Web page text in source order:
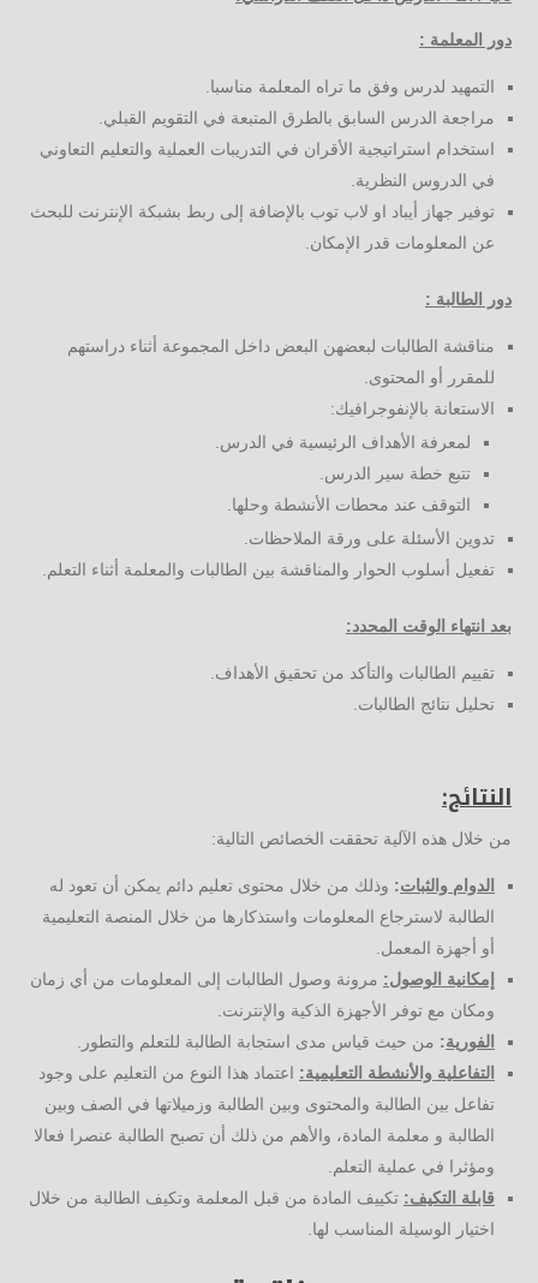
دور المعلمة :
التمهيد لدرس وفق ما تراه المعلمة مناسبا.
مراجعة الدرس السابق بالطرق المتبعة في التقويم القبلي.
استخدام استراتيجية الأقران في التدريبات العملية والتعليم التعاوني
في الدروس النظرية.
توفير جهاز أيباد او لاب توب بالإضافة إلى ربط بشبكة الإنترنت للبحث
عن المعلومات قدر الإمكان.
دور الطالبة :
مناقشة الطالبات لبعضهن البعض داخل المجموعة أثناء دراستهم
للمقرر أو المحتوى.
الاستعانة بالإنفوجرافيك:
لمعرفة الأهداف الرئيسية في الدرس.
تتبع خطة سير الدرس.
التوقف عند محطات الأنشطة وحلها.
تدوين الأسئلة على ورقة الملاحظات.
تفعيل أسلوب الحوار والمناقشة بين الطالبات والمعلمة أثناء التعلم.
بعد انتهاء الوقت المحدد:
تقييم الطالبات والتأكد من تحقيق الأهداف.
تحليل نتائج الطالبات.
النتائج:
من خلال هذه الآلية تحققت الخصائص التالية:
الدوام والثبات: وذلك من خلال محتوى تعليم دائم يمكن أن تعود له
الطالبة لاسترجاع المعلومات واستذكارها من خلال المنصة التعليمية
أو أجهزة المعمل.
إمكانية الوصول: مرونة وصول الطالبات إلى المعلومات من أي زمان
ومكان مع توفر الأجهزة الذكية والإنترنت.
الفورية: من حيث قياس مدى استجابة الطالبة للتعلم والتطور.
التفاعلية والأنشطة التعليمية: اعتماد هذا النوع من التعليم على وجود
تفاعل بين الطالبة والمحتوى وبين الطالبة وزميلاتها في الصف وبين
الطالبة و معلمة المادة، والأهم من ذلك أن تصبح الطالبة عنصرا فعالا
ومؤثرا في عملية التعلم.
قابلة التكيف: تكييف المادة من قبل المعلمة وتكيف الطالبة من خلال
اختيار الوسيلة المناسب لها.